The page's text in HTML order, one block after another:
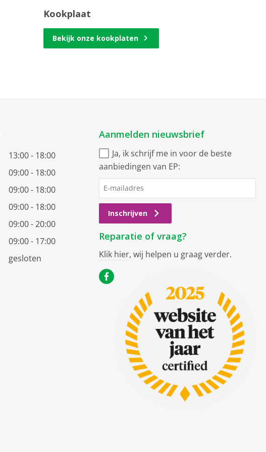
Kookplaat
Bekijk onze kookplaten
13:00 - 18:00
09:00 - 18:00
09:00 - 18:00
09:00 - 18:00
09:00 - 20:00
09:00 - 17:00
gesloten
Aanmelden nieuwsbrief
Ja, ik schrijf me in voor de beste
aanbiedingen van EP:
Inschrijven
Reparatie of vraag?
Klik hier, wij helpen u graag verder.